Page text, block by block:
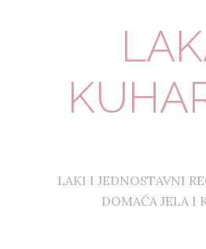
LAKI I JEDNOSTAVNI
DOMAĆA JELA I